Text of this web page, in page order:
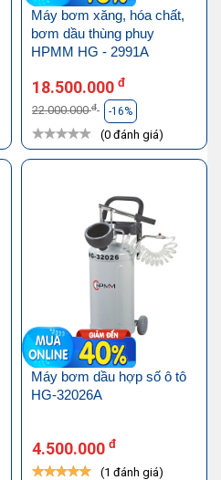
Máy bơm xăng, hóa chất,
bơm dầu thùng phuy
HPMM HG - 2991A
18.500.000 đ
22.000.000đ -16%
(0 đánh giá)
Máy bơm dầu hợp số ô tô
HG-32026A
4.500.000 đ
(1 đánh giá)